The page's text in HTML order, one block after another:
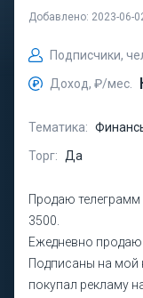
Добавлено: 2023-06-
Подписчики,
Доход, ₽/мес.
Тематика:
Торг:
Да
Продаю телеграмм
3500.
Ежедневно продаю
Подписаны на мой
покупал рекламу